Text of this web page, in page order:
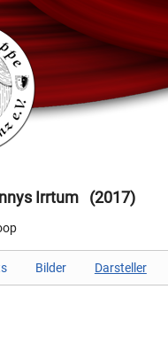
Irrtum (2017)
Bilder Darsteller